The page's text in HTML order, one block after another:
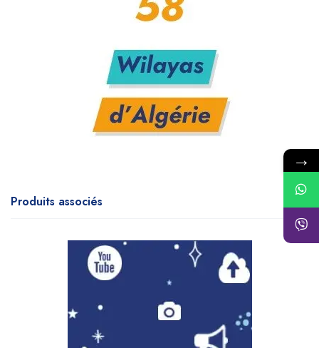
Produits associés
→